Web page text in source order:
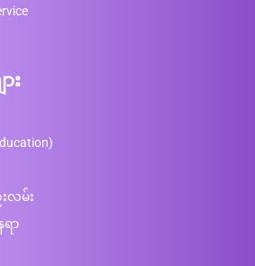
း
လမ်း
ရာ